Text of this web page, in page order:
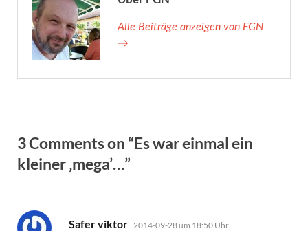
Alle Beiträge anzeigen von FGN
→
3 Comments on “Es war einmal ein
kleiner ‚mega’…”
Safer viktor sagt:
2014-09-28 um 18:50 Uhr